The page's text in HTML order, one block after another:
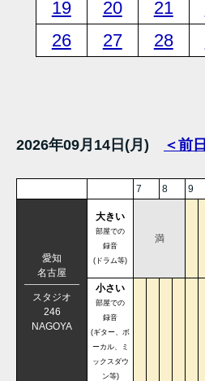
19
20 21
26
27 28
2026年09月14日(月) ＜前日
7 8 9
愛知
名古屋
スタジオ
246
NAGOYA
大きい
部屋での
録音
(ドラム等)
満
小さい
部屋での
録音
(ギター、ボ
ーカル、ミ
ックスダウ
ン等)